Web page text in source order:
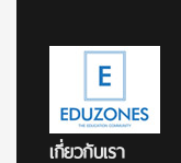
เกี่ยวกับเรา